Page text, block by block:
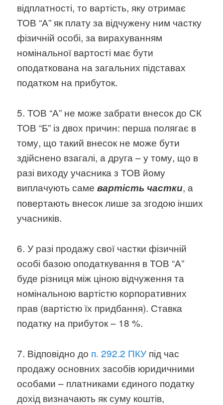
відплатності, то вартість, яку отримає
ТОВ “А” як плату за відчужену ним частку
фізичній особі, за вирахуванням
номінальної вартості має бути
оподаткована на загальних підставах
податком на прибуток.
5. ТОВ “А” не може забрати внесок до СК
ТОВ “Б” із двох причин: перша полягає в
тому, що такий внесок не може бути
здійснено взагалі, а друга – у тому, що в
разі виходу учасника з ТОВ йому
виплачують самевартість частки, а
повертають внесок лише за згодою інших
учасників.
6. У разі продажу свої частки фізичній
особі базою оподаткування в ТОВ “А”
буде різниця між ціною відчуження та
номінальною вартістю корпоративних
прав (вартістю їх придбання). Ставка
податку на прибуток – 18 %.
7. Відповідно до п. 292.2 ПКУ під час
продажу основних засобів юридичними
особами – платниками єдиного податку
дохід визначають як суму коштів,